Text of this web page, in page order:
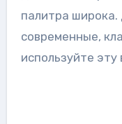
палитра
современные,
используйте